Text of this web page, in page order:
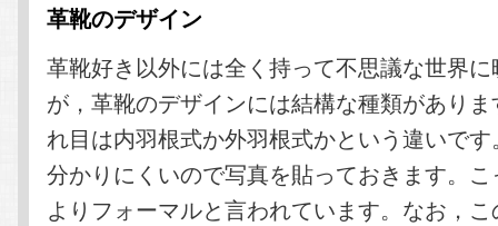
革靴のデザイン
革靴好き以外には全く持って不思議な世界
が，革靴のデザインには結構な種類があり
れ目は内羽根式か外羽根式かという違いです
分かりにくいので写真を貼っておきます。
よりフォーマルと言われています。なお，